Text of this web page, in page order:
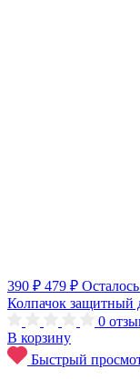
390 ₽ 479 ₽
Колпачок защитный
0
В корзину
Быстрый